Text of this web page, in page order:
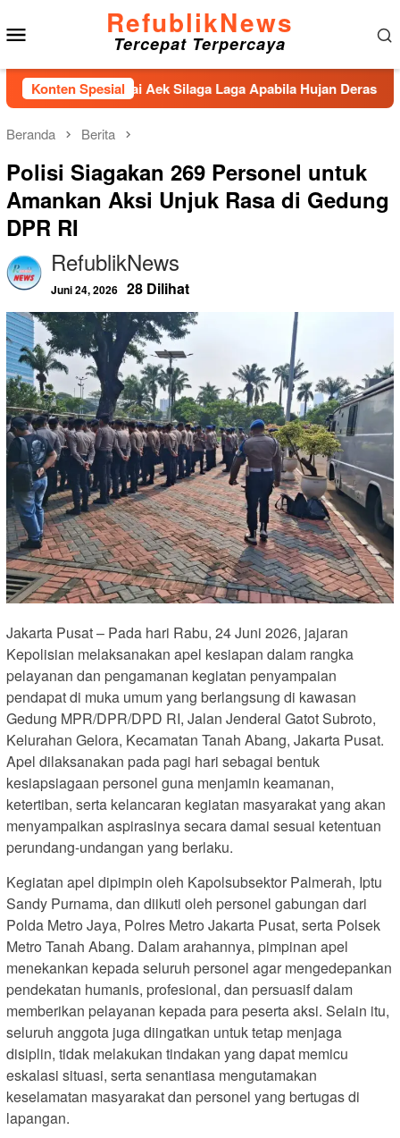
ke
konten
RefublikNews
Tercepat Terpercaya
Konten Spesial
Sungai Aek Silaga Laga Apabila Hujan Deras
Beranda Berita
Polisi Siagakan 269 Personel untuk
Amankan Aksi Unjuk Rasa di Gedung
DPR RI
RefublikNews
Juni 24, 2026 28 Dilihat
Jakarta Pusat – Pada hari Rabu, 24 Juni 2026, jajaran
Kepolisian melaksanakan apel kesiapan dalam rangka
pelayanan dan pengamanan kegiatan penyampaian
pendapat di muka umum yang berlangsung di kawasan
Gedung MPR/DPR/DPD RI, Jalan Jenderal Gatot Subroto,
Kelurahan Gelora, Kecamatan Tanah Abang, Jakarta Pusat.
Apel dilaksanakan pada pagi hari sebagai bentuk
kesiapsiagaan personel guna menjamin keamanan,
ketertiban, serta kelancaran kegiatan masyarakat yang akan
menyampaikan aspirasinya secara damai sesuai ketentuan
perundang-undangan yang berlaku.
Kegiatan apel dipimpin oleh Kapolsubsektor Palmerah, Iptu
Sandy Purnama, dan diikuti oleh personel gabungan dari
Polda Metro Jaya, Polres Metro Jakarta Pusat, serta Polsek
Metro Tanah Abang. Dalam arahannya, pimpinan apel
menekankan kepada seluruh personel agar mengedepankan
pendekatan humanis, profesional, dan persuasif dalam
memberikan pelayanan kepada para peserta aksi. Selain itu,
seluruh anggota juga diingatkan untuk tetap menjaga
disiplin, tidak melakukan tindakan yang dapat memicu
eskalasi situasi, serta senantiasa mengutamakan
keselamatan masyarakat dan personel yang bertugas di
lapangan.